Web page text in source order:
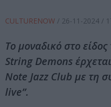
CULTURENOW / 26-11-2024 /
Το μοναδικό στο
String Demons
Note Jazz Club με τη
live”.